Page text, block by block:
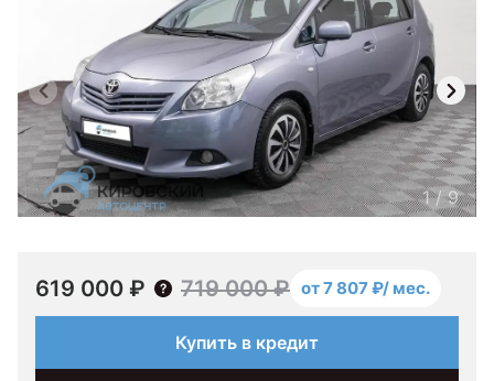
1/9
619 000 ₽ 719 000 ₽ от 7 807 ₽/ мес.
Купить в кредит